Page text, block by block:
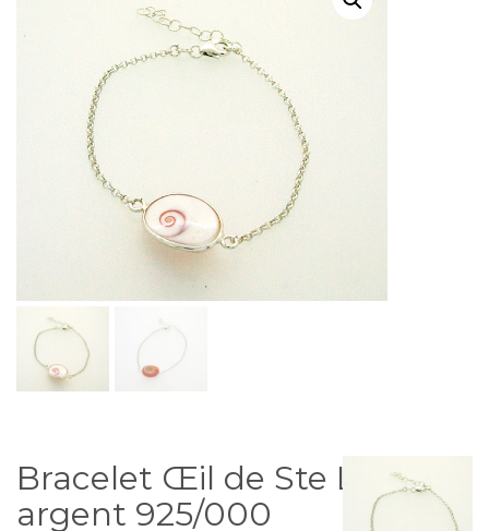
Bracelet Œil de Ste Lucie,
argent 925/000